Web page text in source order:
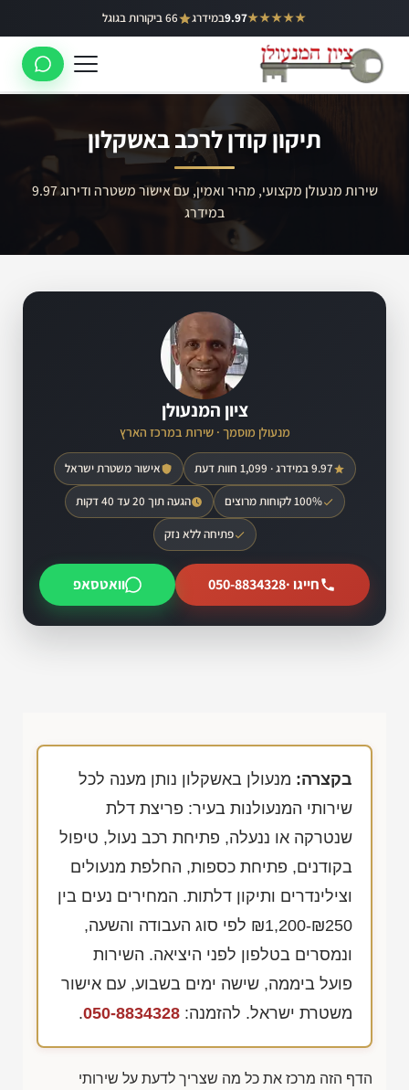
לתוכן
★★★★★
9.97במידרג 66 ביקורות בגוגל באר יעקב
ראשון לציון
רמלה
תיקון קודן לרכב באשקלון
שירות מנעולן מקצועי, מהיר ואמין, עם אישור משטרה ודירוג 9.97
במידרג
ציון המנעולן
מנעולן מוסמך · שירות במרכז הארץ
9.97 במידרג · 1,099 חוות דעת אישור משטרת ישראל
100% לקוחות מרוצים הגעה תוך 20 עד 40 דקות
פתיחה ללא נזק
חייגו ·050-8834328 וואטסאפ
בקצרה: מנעולן באשקלון נותן מענה לכל
שירותי המנעולנות בעיר: פריצת דלת
שנטרקה או ננעלה, פתיחת רכב נעול, טיפול
בקודנים, פתיחת כספות, החלפת מנעולים
וצילינדרים ותיקון דלתות. המחירים נעים בין
₪1,200-₪250 לפי סוג העבודה והשעה,
ונמסרים בטלפון לפני היציאה. השירות
פועל ביממה, שישה ימים בשבוע, עם אישור
משטרת ישראל. להזמנה: 050-8834328
.
הדף הזה מרכז את כל מה שצריך לדעת על שירותי